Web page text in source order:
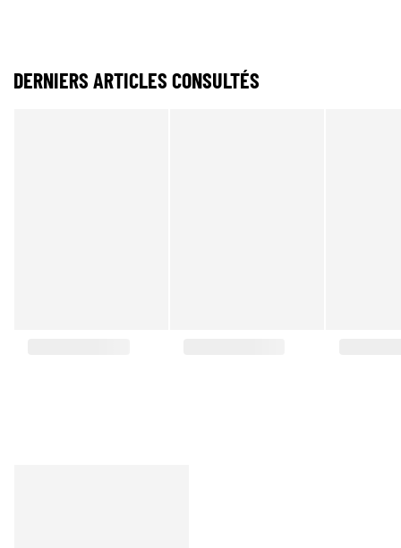
DERNIERS ARTICLES CONSULTÉS